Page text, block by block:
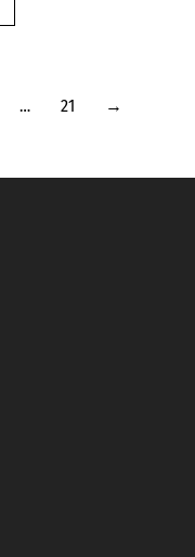
… 21 →